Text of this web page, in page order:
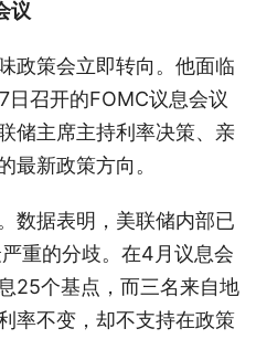
议
政策会立即转向。他面临
日召开的FOMC议息会议
主席主持利率决策、亲
最新政策方向。
数据表明，美联储内部已
重的分歧。在4月议息会
25个基点，而三名来自地
率不变，却不支持在政策